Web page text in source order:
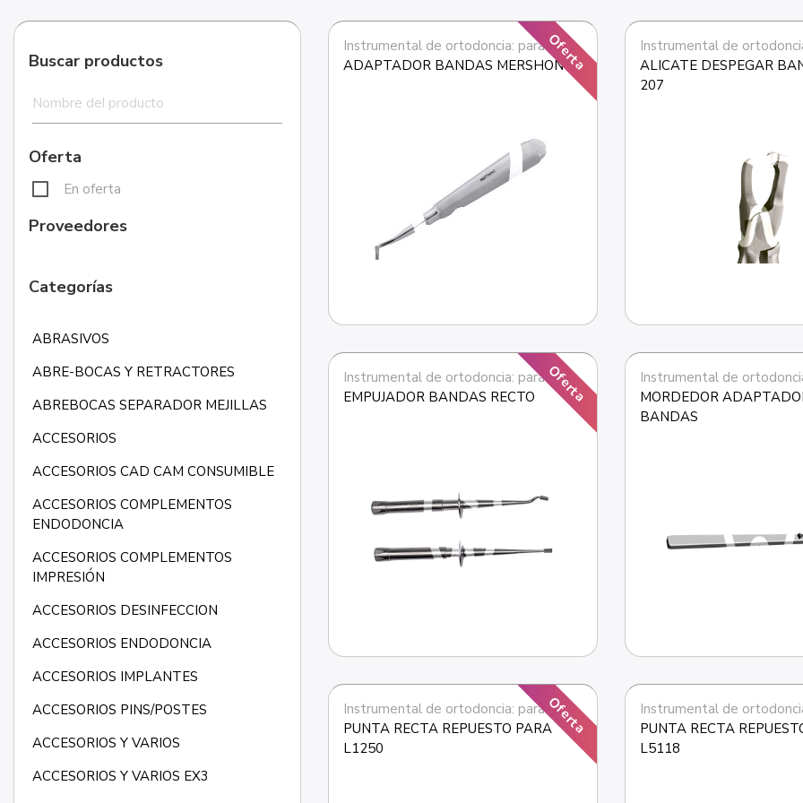
Buscar productos
Oferta
En oferta
Proveedores
Categorías
ABRASIVOS
ABRE-BOCAS Y RETRACTORES
ABREBOCAS SEPARADOR MEJILLAS
ACCESORIOS
ACCESORIOS CAD CAM CONSUMIBLE
ACCESORIOS COMPLEMENTOS
ENDODONCIA
ACCESORIOS COMPLEMENTOS
IMPRESIÓN
ACCESORIOS DESINFECCION
ACCESORIOS ENDODONCIA
ACCESORIOS IMPLANTES
ACCESORIOS PINS/POSTES
ACCESORIOS Y VARIOS
ACCESORIOS Y VARIOS EX3
Oferta
Instrumental de ortodoncia: para bandas
ADAPTADOR BANDAS MERSHON
ALICATE DESPEGAR
207
Oferta
Instrumental de ortodoncia: para bandas
EMPUJADOR BANDAS RECTO
MORDEDOR
BANDAS
Oferta
Instrumental de ortodoncia: para bandas
PUNTA RECTA REPUESTO PARA
L1250
PUNTA RECTA
L5118